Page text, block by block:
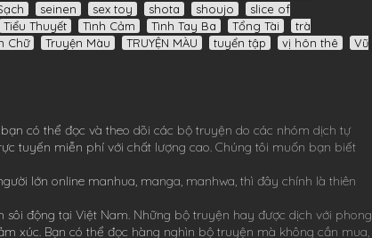
seinen sex toy shota shoujo
slice of
Tiểu Thuyết Tình Cảm Tình Tay Ba Tổng Tài
trà
Chữ Truyện Màu TRUYỆN MÀU tuyển tập vị hôn thê
Vũ
có thể đọc và theo dõi các bộ truyện do các nhóm dịch tự
tuyến miễn phí với chất lượng cao. Chúng tôi muốn bạn biết
lớn online manhua manga manhwa , thì đây chính là thiên
động tại Việt Nam. Những bộ truyện hay được dịch với phong
xúc. Bạn có thể đọc hàng nghìn bộ truyện mà không cần mua,